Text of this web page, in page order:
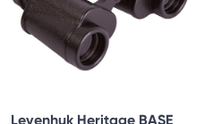
Levenhuk Heritage BASE